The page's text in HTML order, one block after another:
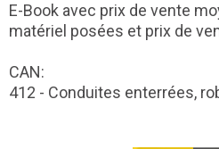
E-Book avec prix de vente
matériel posées et prix de
CAN:
412 - Conduites enterrées,